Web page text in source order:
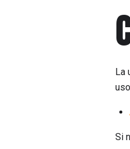
La
Si